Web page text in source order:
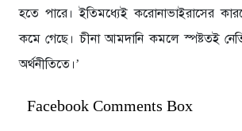
হতে পারে। ইতিমধ্যেই করোনাভাইরাসের
কমে গেছে। চীনা আমদানি কমলে স্পষ্টতই
অর্থনীতিতে।’
Facebook Comments Box